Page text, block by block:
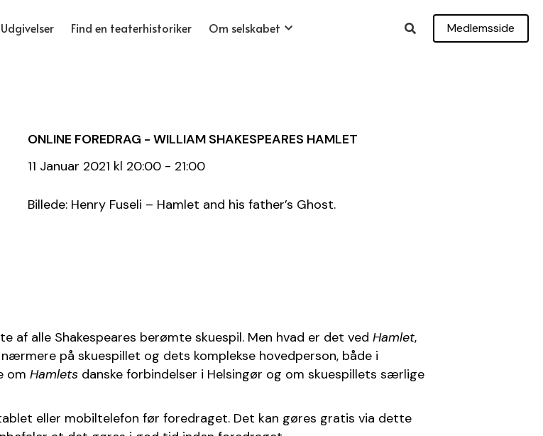
Udgivelser Find en teaterhistoriker Om selskabet Medlemsside
ONLINE FOREDRAG - WILLIAM SHAKESPEARES HAMLET
11 Januar 2021 kl 20:00 - 21:00
Billede: Henry Fuseli – Hamlet and his father’s Ghost.
alle Shakespeares berømte skuespil. Men hvad er det ved Hamlet,
på skuespillet og dets komplekse hovedperson, både i
om Hamlets danske forbindelser i Helsingør og om skuespillets særlige
desuden at downloade Zoom på computer, tablet eller mobiltelefon før foredraget. Det kan gøres gratis via dette